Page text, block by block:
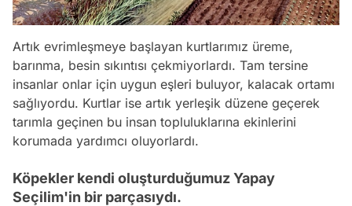
Artık evrimleşmeye başlayan kurtlarımız üreme,
barınma, besin sıkıntısı çekmiyorlardı. Tam tersine
insanlar onlar için uygun eşleri buluyor, kalacak ortamı
sağlıyordu. Kurtlar ise artık yerleşik düzene geçerek
tarımla geçinen bu insan topluluklarına ekinlerini
korumada yardımcı oluyorlardı.
Köpekler kendi oluşturduğumuz Yapay
Seçilim'in bir parçasıydı.